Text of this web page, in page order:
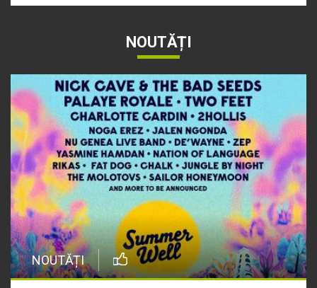
NOUTĂȚI
NOUTĂȚI